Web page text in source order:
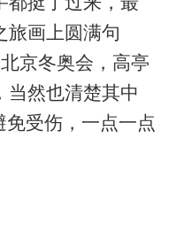
旅画上圆满句
京冬奥会，高亭
当然也清楚其中
免受伤，一点一点